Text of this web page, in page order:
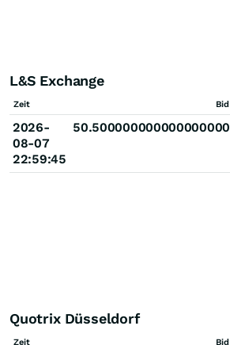
L&S Exchange
Zeit Bid
2026-
08-07
22:59:45
50.500000000000000000
Quotrix Düsseldorf
Zeit Bid